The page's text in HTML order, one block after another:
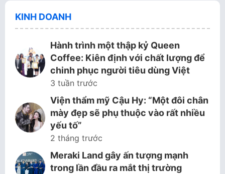
KINH DOANH
Hành trình một thập kỷ Queen
Coffee: Kiên định với chất lượng để
chinh phục người tiêu dùng Việt
3 tuần trước
Viện thẩm mỹ Cậu Hy: “Một đôi chân
mày đẹp sẽ phụ thuộc vào rất nhiều
yếu tố”
2 tháng trước
Meraki Land gây ấn tượng mạnh
trong lần đầu ra mắt thị trường